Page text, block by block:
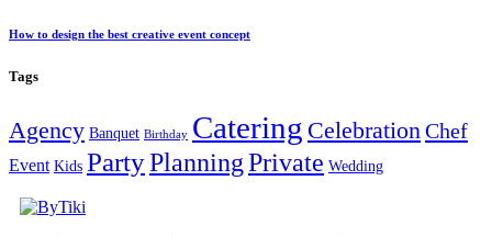
How to design the best creative event concept
Tags
Agency Banquet Birthday Catering Celebration Chef
Event Kids PartyPlanningPrivate Wedding